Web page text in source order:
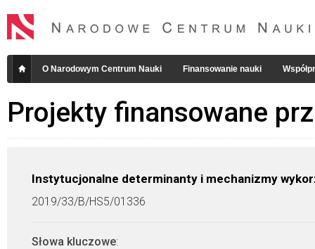
O Narodowym Centrum Nauki Finansowanie nauki
Projekty finansowane
Instytucjonalne determinanty i mechanizmy
2019/33/B/HS5/01336
Słowa kluczowe: